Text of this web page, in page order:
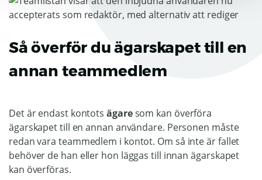
Så överför du ägarskapet till en
annan teammedlem
Det är endast kontotsägaresom kan överföra
ägarskapet till en annan användare. Personen måste
redan vara teammedlem i kontot. Om så inte är fallet
behöver de han eller hon läggas till innan ägarskapet
kan överföras.